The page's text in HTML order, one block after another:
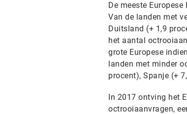
De meeste
Van de landen met
Duitsland (+ 1,9
het aantal
grote Europese
landen met minder
procent), Spanje (+
In 2017 ontving het
octrooiaanvragen,